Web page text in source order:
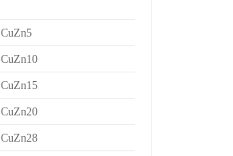
CuZn5
CuZn10
CuZn15
CuZn20
CuZn28